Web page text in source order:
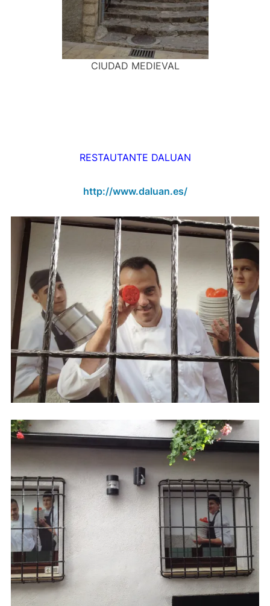
CIUDAD MEDIEVAL
RESTAUTANTE DALUAN
http://www.daluan.es/